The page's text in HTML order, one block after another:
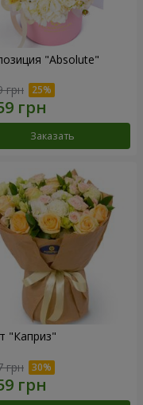
"Absolute"
грн
Заказать
"Каприз"
грн